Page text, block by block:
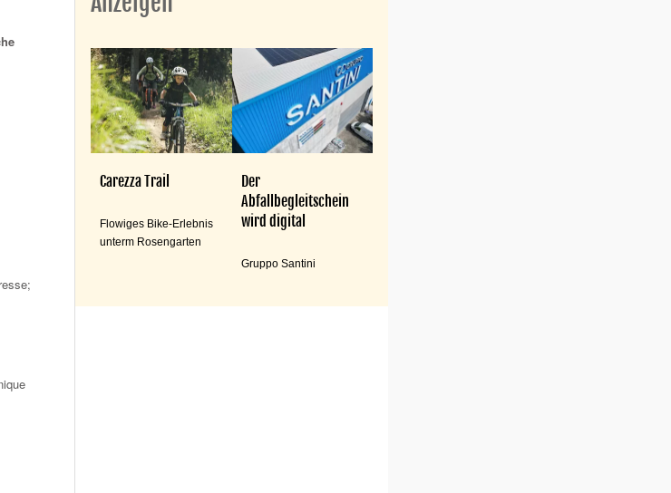
Carezza Trail
Flowiges Bike-Erlebnis
unterm Rosengarten
Der
Abfallbegleitschein
wird digital
Gruppo Santini